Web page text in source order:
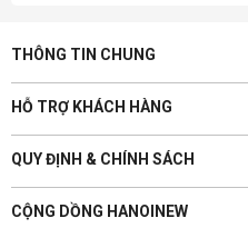
THÔNG TIN CHUNG
HỖ TRỢ KHÁCH HÀNG
QUY ĐỊNH & CHÍNH SÁCH
CỘNG DỒNG HANOINEW